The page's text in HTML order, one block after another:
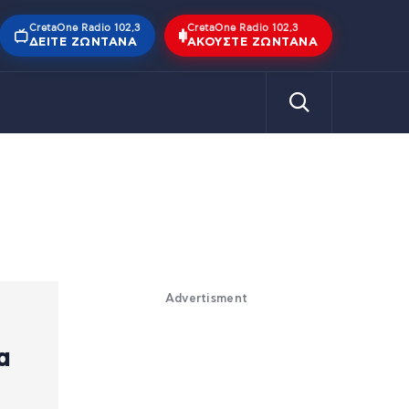
CretaOne Radio 102,3
ΔΕΊΤΕ ΖΩΝΤΑΝΆ
CretaOne Radio 102,3
ΑΚΟΎΣΤΕ ΖΩΝΤΑΝΆ
Advertisment